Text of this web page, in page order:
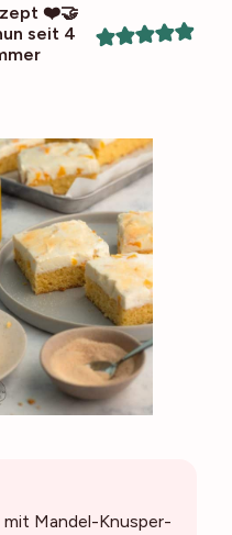
❤️🤝
seit 4
Mandel-Knusper-